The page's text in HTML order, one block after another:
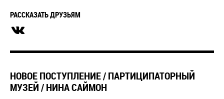
РАССКАЗАТЬ ДРУЗЬЯМ
НОВОЕ ПОСТУПЛЕНИЕ / ПАРТИЦИПАТОРНЫЙ
МУЗЕЙ / НИНА САЙМОН